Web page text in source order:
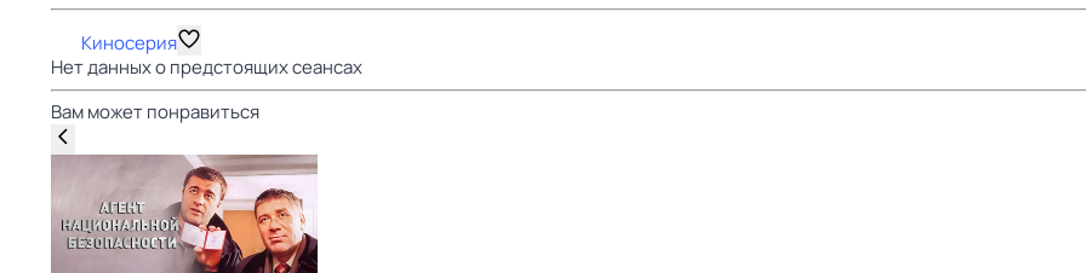
Киносерия
Нет данных о предстоящих сеансах
Вам может понравиться